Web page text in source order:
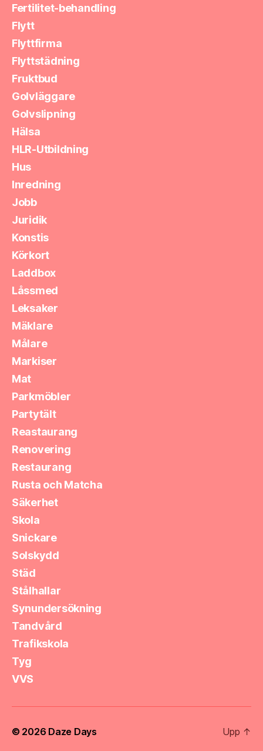
Fertilitet-behandling
Flytt
Flyttfirma
Flyttstädning
Fruktbud
Golvläggare
Golvslipning
Hälsa
HLR-Utbildning
Hus
Inredning
Jobb
Juridik
Konstis
Körkort
Laddbox
Låssmed
Leksaker
Mäklare
Målare
Markiser
Mat
Parkmöbler
Partytält
Reastaurang
Renovering
Restaurang
Rusta och Matcha
Säkerhet
Skola
Snickare
Solskydd
Städ
Stålhallar
Synundersökning
Tandvård
Trafikskola
Tyg
VVS
© 2026 Daze Days Upp ↑